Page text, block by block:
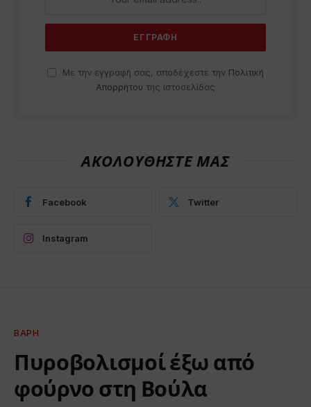
Με την εγγραφή σας, αποδέχεστε την Πολιτική
Απορρήτου της ιστοσελίδας
ΑΚΟΛΟΥΘΗΣΤΕ ΜΑΣ
Facebook Twitter
Instagram
ΒΆΡΗ
Πυροβολισμοί έξω από
φούρνο στη Βούλα